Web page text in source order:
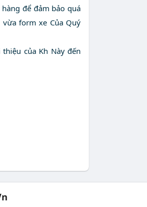
để đảm bảo quá
form xe Của Quý
của Kh Này đến